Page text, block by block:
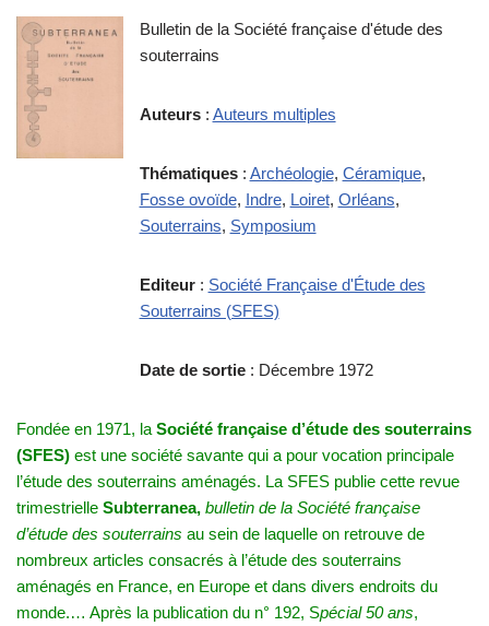
Bulletin de la Société française d'étude des
souterrains
Auteurs: Auteurs multiples
Thématiques: Archéologie, Céramique,
Fosse ovoïde, Indre, Loiret, Orléans,
Souterrains, Symposium
Editeur: Société Française d'Étude des
Souterrains (SFES)
Date de sortie: Décembre 1972
Fondée en 1971, la Société française d’étude des souterrains
(SFES) est une société savante qui a pour vocation principale
l’étude des souterrains aménagés. La SFES publie cette revue
trimestrielle Subterranea, bulletin de la Société française
d’étude des souterrains au sein de laquelle on retrouve de
nombreux articles consacrés à l’étude des souterrains
aménagés en France, en Europe et dans divers endroits du
monde.… Après la publication du n° 192, Spécial 50 ans,